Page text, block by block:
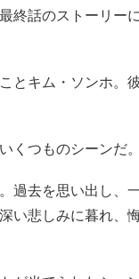
終話のストーリー
とキム・ソンホ。
くつものシーンだ。
過去を思い出し、
い悲しみに暮れ、